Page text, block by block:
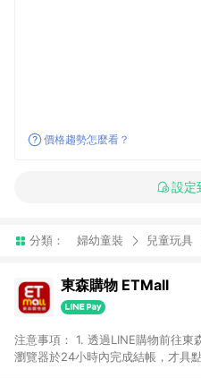
價格趨勢怎麼看？
設定
分類： 婦幼童裝 兒童玩具
東森購物 ETMall
注意事項： 1. 透過LINE購物前往東
瀏覽器於24小時內完成結帳，才具